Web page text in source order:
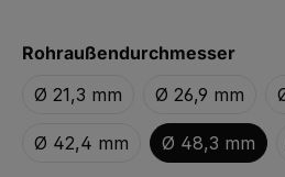
Rohraußendurchmesser
Ø 21,3 mm
Ø 26,9 mm
Ø 42,4 mm Ø 48,3 mm